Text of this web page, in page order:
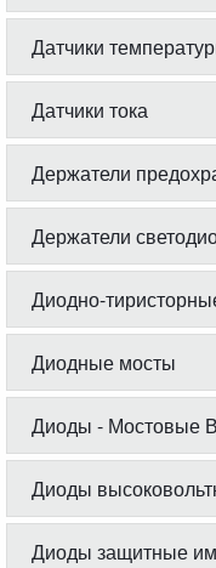
Датчики
Датчики тока
Держатели
Держатели
Диодно-
Диодные мосты
Диоды - Мостовые
Диоды
Диоды защитные